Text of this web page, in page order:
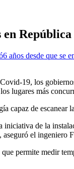
6 años desde que se
19, los
lugares más
capaz de
iniciativa de la
aseguró el
permite medir